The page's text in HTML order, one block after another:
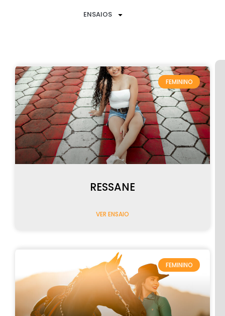
ENSAIOS
FEMININO
RESSANE
VER ENSAIO
FEMININO
CASAMENTOS